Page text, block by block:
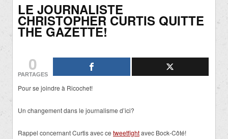
LE JOURNALISTE
CHRISTOPHER CURTIS QUITTE
THE GAZETTE!
0
PARTAGES
Pour se joindre à Ricochet!
Un changement dans le journalisme d’ici?
Rappel concernant Curtis avec ce tweetfightavec Bock-Côté!